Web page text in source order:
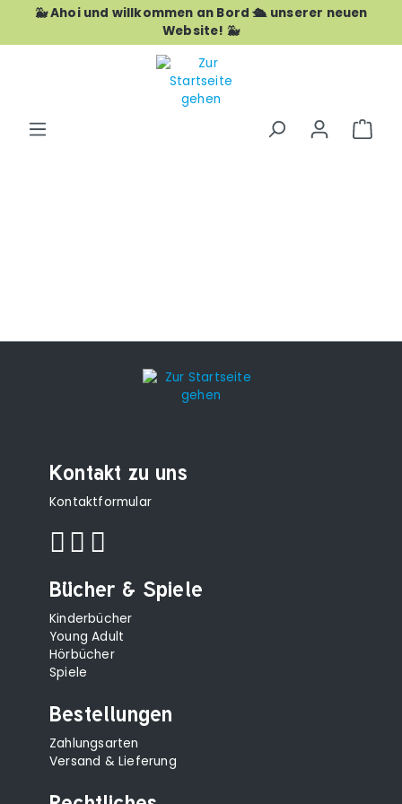
Zum Hauptinhalt springen
🐳 Ahoi und willkommen an Bord 🛳️ unserer neuen
Website! 🐳
Kontakt zu uns
Kontaktformular
Bücher & Spiele
Kinderbücher
Young Adult
Hörbücher
Spiele
Bestellungen
Zahlungsarten
Versand & Lieferung